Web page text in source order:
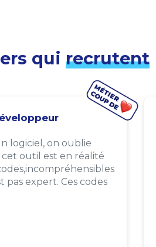
qui recrutent
logiciel, on oublie
outil est en réalité
pas expert. Ces codes